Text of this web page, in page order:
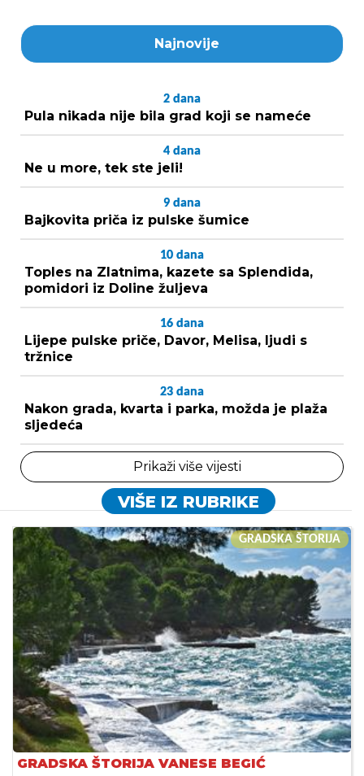
Najnovije
2 dana
Pula nikada nije bila grad koji se nameće
4 dana
Ne u more, tek ste jeli!
9 dana
Bajkovita priča iz pulske šumice
10 dana
Toples na Zlatnima, kazete sa Splendida,
pomidori iz Doline žuljeva
16 dana
Lijepe pulske priče, Davor, Melisa, ljudi s
tržnice
23 dana
Nakon grada, kvarta i parka, možda je plaža
sljedeća
Prikaži više vijesti
VIŠE IZ RUBRIKE
GRADSKA ŠTORIJA
GRADSKA ŠTORIJA VANESE BEGIĆ